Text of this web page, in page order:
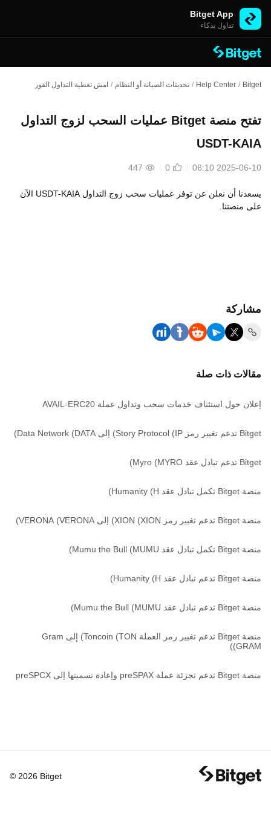
Bitget App
تداول بذكاء
Bitget
/
Help Center
/ تحديثات الصيانة أو النظام / امش تغطية التداول الفوري
تفتح منصة Bitget عمليات السحب لزوج التداول
USDT-KAIA
2025-06-10 06:10
0
447
يسعدنا أن نعلن عن توفر عمليات سحب زوج التداول USDT-KAIA الآن
على منصتنا.
مشاركة
مقالات ذات صلة
إعلان حول استئناف خدمات سحب وتداول عملة AVAIL-ERC20
Bitget تدعم تغيير رمز Story Protocol (IP) إلى Data Network (DATA)
Bitget تدعم تبادل عقد Myro (MYRO)
منصة Bitget تكمل تبادل عقد Humanity (H)
منصة Bitget تدعم تغيير رمز XION (XION) إلى VERONA (VERONA)
منصة Bitget تكمل تبادل عقد Mumu the Bull (MUMU)
منصة Bitget تدعم تبادل عقد Humanity (H)
منصة Bitget تدعم تبادل عقد Mumu the Bull (MUMU)
منصة Bitget تدعم تغيير رمز العملة Toncoin (TON) إلى Gram
(GRAM)
منصة Bitget تدعم تجزئة عملة preSPAX وإعادة تسميتها إلى preSPCX
© 2026 Bitget